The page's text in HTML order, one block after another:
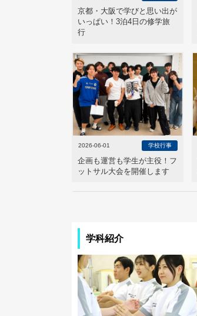
京都・大阪で学びと思い出が
いっぱい！3泊4日の修学旅
行
2026-06-01 学校行事
企画も運営も学生が主役！フ
ットサル大会を開催します
学科紹介